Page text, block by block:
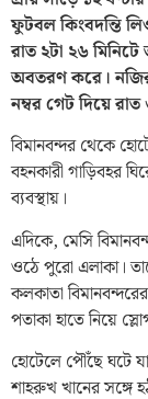
ফুটবল কিংবদন্তি
রাত ২টা ২৬
অবতরণ করে।
নম্বর গেট দিয়ে রাত
বিমানবন্দর থেকে
বহনকারী গাড়িবহর
ব্যবস্থায়।
এদিকে, মেসি
ওঠে পুরো এলাকা।
কলকাতা
পতাকা হাতে নিয়ে
হোটেলে পৌঁছে ঘটে
শাহরুখ খানের সঙ্গে